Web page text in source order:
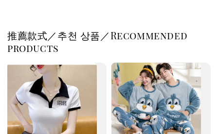
推薦款式／추천 상품／Recommended
products